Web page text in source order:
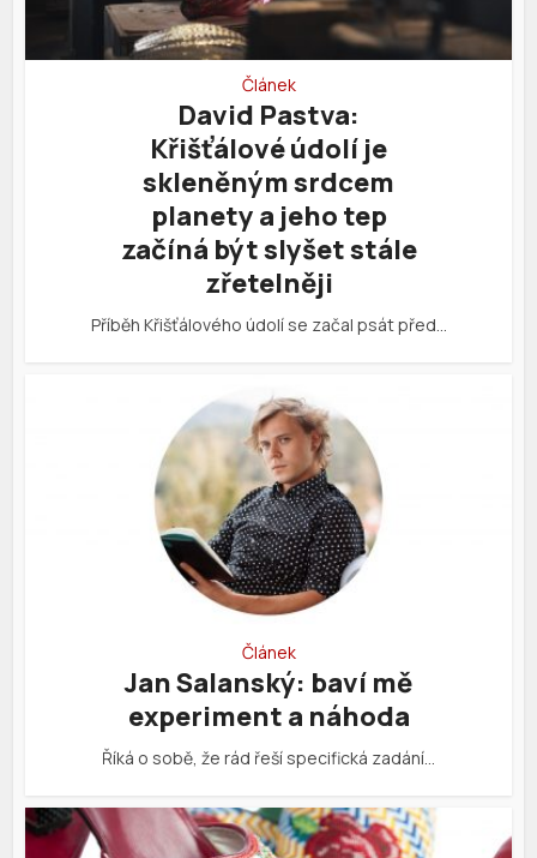
Článek
David Pastva:
Křišťálové údolí je
skleněným srdcem
planety a jeho tep
začíná být slyšet stále
zřetelněji
Příběh Křišťálového údolí se začal psát před…
Článek
Jan Salanský: baví mě
experiment a náhoda
Říká o sobě, že rád řeší specifická zadání…